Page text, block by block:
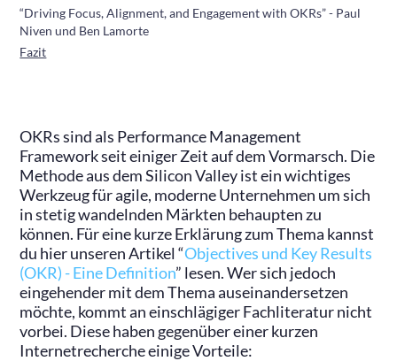
OKRs sind als Performance Management
Framework seit einiger Zeit auf dem Vormarsch. Die
Methode aus dem Silicon Valley ist ein wichtiges
Werkzeug für agile, moderne Unternehmen um sich
in stetig wandelnden Märkten behaupten zu
können. Für eine kurze Erklärung zum Thema kannst
du hier unseren Artikel “Objectives und Key Results
(OKR) - Eine Definition” lesen. Wer sich jedoch
eingehender mit dem Thema auseinandersetzen
möchte, kommt an einschlägiger Fachliteratur nicht
vorbei. Diese haben gegenüber einer kurzen
Internetrecherche einige Vorteile:
“Driving Focus, Alignment, and Engagement with OKRs” - Paul
Niven und Ben Lamorte
Fazit